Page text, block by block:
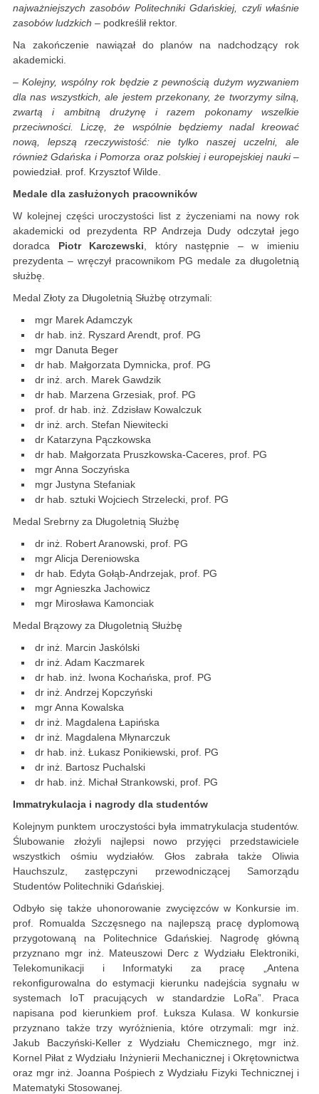
najważniejszych zasobów Politechniki Gdańskiej, czyli właśnie
zasobów ludzkich – podkreślił rektor.
Na zakończenie nawiązał do planów na nadchodzący rok
akademicki.
– Kolejny, wspólny rok będzie z pewnością dużym wyzwaniem
dla nas wszystkich, ale jestem przekonany, że tworzymy silną,
zwartą i ambitną drużynę i razem pokonamy wszelkie
przeciwności. Liczę, że wspólnie będziemy nadal kreować
nową, lepszą rzeczywistość: nie tylko naszej uczelni, ale
również Gdańska i Pomorza oraz polskiej i europejskiej nauki–
powiedział. prof. Krzysztof Wilde.
Medale dla zasłużonych pracowników
W kolejnej części uroczystości list z życzeniami na nowy rok
akademicki od prezydenta RP Andrzeja Dudy odczytał jego
doradca Piotr Karczewski, który następnie – w imieniu
prezydenta – wręczył pracownikom PG medale za długoletnią
służbę.
Medal Złoty za Długoletnią Służbę otrzymali:
mgr Marek Adamczyk
dr hab. inż. Ryszard Arendt, prof. PG
mgr Danuta Beger
dr hab. Małgorzata Dymnicka, prof. PG
dr inż. arch. Marek Gawdzik
dr hab. Marzena Grzesiak, prof. PG
prof. dr hab. inż. Zdzisław Kowalczuk
dr inż. arch. Stefan Niewitecki
dr Katarzyna Pączkowska
dr hab. Małgorzata Pruszkowska-Caceres, prof. PG
mgr Anna Soczyńska
mgr Justyna Stefaniak
dr hab. sztuki Wojciech Strzelecki, prof. PG
Medal Srebrny za Długoletnią Służbę
dr inż. Robert Aranowski, prof. PG
mgr Alicja Dereniowska
dr hab. Edyta Gołąb-Andrzejak, prof. PG
mgr Agnieszka Jachowicz
mgr Mirosława Kamonciak
Medal Brązowy za Długoletnią Służbę
dr inż. Marcin Jaskólski
dr inż. Adam Kaczmarek
dr hab. inż. Iwona Kochańska, prof. PG
dr inż. Andrzej Kopczyński
mgr Anna Kowalska
dr inż. Magdalena Łapińska
dr inż. Magdalena Młynarczuk
dr hab. inż. Łukasz Ponikiewski, prof. PG
dr inż. Bartosz Puchalski
dr hab. inż. Michał Strankowski, prof. PG
Immatrykulacja i nagrody dla studentów
Kolejnym punktem uroczystości była immatrykulacja studentów.
Ślubowanie złożyli najlepsi nowo przyjęci przedstawiciele
wszystkich ośmiu wydziałów. Głos zabrała także Oliwia
Hauchszulz, zastępczyni przewodniczącej Samorządu
Studentów Politechniki Gdańskiej.
Odbyło się także uhonorowanie zwycięzców w Konkursie im.
prof. Romualda Szczęsnego na najlepszą pracę dyplomową
przygotowaną na Politechnice Gdańskiej. Nagrodę główną
przyznano mgr inż. Mateuszowi Derc z Wydziału Elektroniki,
Telekomunikacji i Informatyki za pracę „Antena
rekonfigurowalna do estymacji kierunku nadejścia sygnału w
systemach IoT pracujących w standardzie LoRa”. Praca
napisana pod kierunkiem prof. Łuksza Kulasa. W konkursie
przyznano także trzy wyróżnienia, które otrzymali: mgr inż.
Jakub Baczyński-Keller z Wydziału Chemicznego, mgr inż.
Kornel Piłat z Wydziału Inżynierii Mechanicznej i Okrętownictwa
oraz mgr inż. Joanna Pośpiech z Wydziału Fizyki Technicznej i
Matematyki Stosowanej.